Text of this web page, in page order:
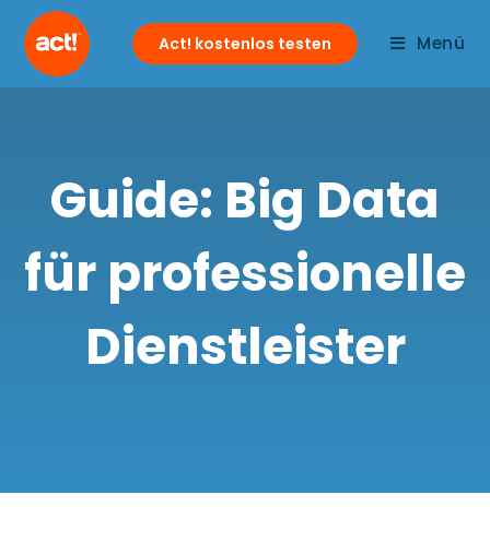
Menü
Act! kostenlos testen
Guide: Big Data
für professionelle
Dienstleister